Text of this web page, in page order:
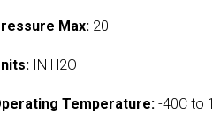
Max: 20
IN H2O
Temperature: -40C to